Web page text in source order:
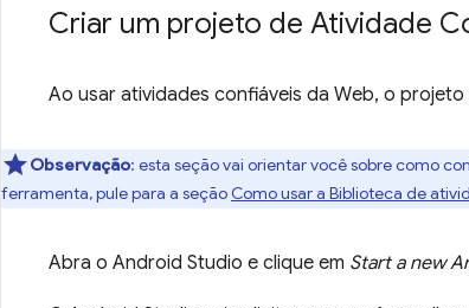
Criar um projeto de Atividade
Ao usar atividades confiáveis da Web, o
Observação: esta seção vai orientar você sobre como
ferramenta, pule para a seção Como usar a Biblioteca de
Abra o Android Studio e clique em Start a new